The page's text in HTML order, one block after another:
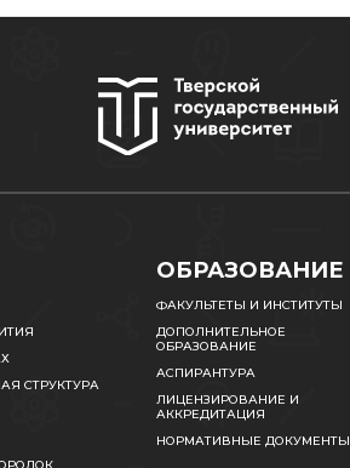
СТРУКТУРА
ОБРАЗОВАНИЕ
ФАКУЛЬТЕТЫ И ИНСТИТУТЫ
ДОПОЛНИТЕЛЬНОЕ
ОБРАЗОВАНИЕ
АСПИРАНТУРА
ЛИЦЕНЗИРОВАНИЕ И
АККРЕДИТАЦИЯ
НОРМАТИВНЫЕ ДОКУМЕНТЫ